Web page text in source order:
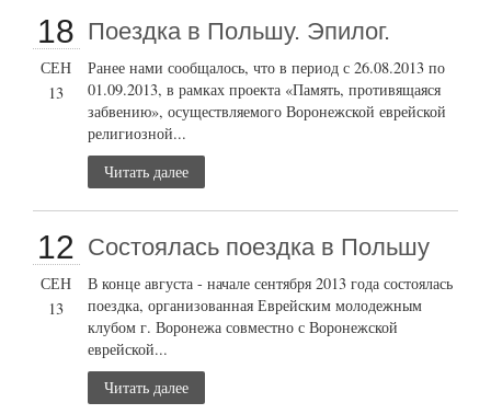
18
СЕН
13
Поездка в Польшу. Эпилог.
Ранее нами сообщалось, что в период с 26.08.2013 по
01.09.2013, в рамках проекта «Память, противящаяся
забвению», осуществляемого Воронежской еврейской
религиозной...
Читать далее
12
СЕН
13
Состоялась поездка в Польшу
В конце августа - начале сентября 2013 года состоялась
поездка, организованная Еврейским молодежным
клубом г. Воронежа совместно с Воронежской
еврейской...
Читать далее